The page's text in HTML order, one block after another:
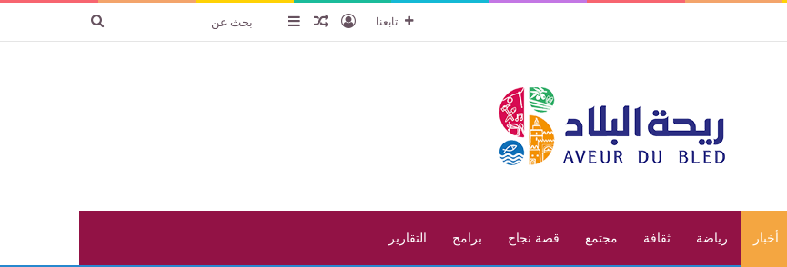
تابعنا تسجيل الدخول
عنصر عشوائي
إضافة عمود جانبي
بحث
أخبار رياضة ثقافة مجتمع قصة نجاح برامج التقارير